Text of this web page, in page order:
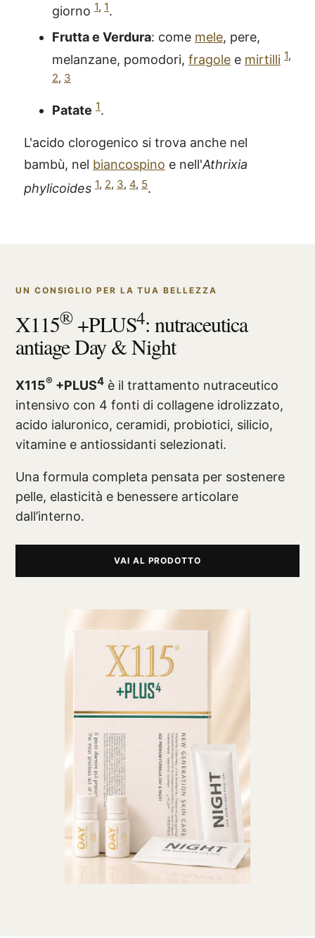
giorno 1, 1.
Frutta e Verdura: come mele, pere,
melanzane, pomodori, fragole e mirtilli 1,
2, 3
Patate 1.
L'acido clorogenico si trova anche nel
bambù, nel biancospino e nell'Athrixia
phylicoides 1, 2, 3, 4, 5.
UN CONSIGLIO PER LA TUA BELLEZZA
X115®+PLUS4: nutraceutica
antiage Day & Night
X115® +PLUS4 è il trattamento nutraceutico
intensivo con 4 fonti di collagene idrolizzato,
acido ialuronico, ceramidi, probiotici, silicio,
vitamine e antiossidanti selezionati.
Una formula completa pensata per sostenere
pelle, elasticità e benessere articolare
dall’interno.
VAI AL PRODOTTO